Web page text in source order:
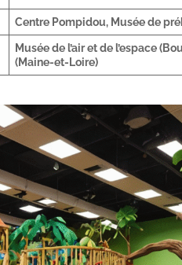
Centre Pompidou, Musée de
Musée de l’air et de l’espace
(Maine-et-Loire)